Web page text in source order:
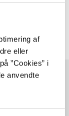
af
eller
”Cookies” i
anvendte